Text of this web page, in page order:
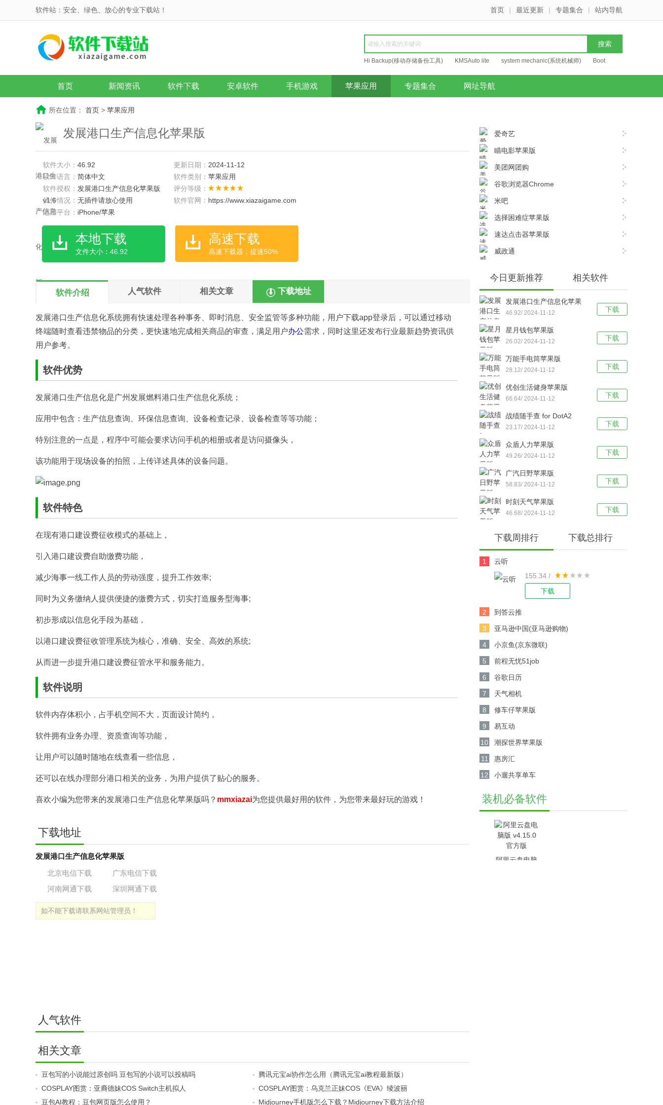
软件站：安全、绿色、放心的专业下载站！ 首页 | 最近更新 | 专题集合 | 站内导航
Hi Backup(移动存储备份工具) KMSAuto lite system mechanic(系统机械师) Boot
Repair
首页 新闻资讯 软件下载 安卓软件 手机游戏 苹果应用 专题集合 网址导航
所在位置： 首页 > 苹果应用
发展港口生产信息化苹果版
软件大小： 46.92 更新日期： 2024-11-12
软件语言： 简体中文 软件类别： 苹果应用
软件授权： 发展港口生产信息化苹果版
v1.6
评分等级：
插件情况： 无插件请放心使用 软件官网： https://www.xiazaigame.com
适用平台： iPhone/苹果
本地下载
文件大小：46.92
高速下载
高速下载器，提速50%
软件介绍 人气软件 相关文章 下载地址
发展港口生产信息化系统拥有快速处理各种事务、即时消息、安全监管等多种功能，用户下载app登录后，可以通过移动
终端随时查看违禁物品的分类，更快速地完成相关商品的审查，满足用户办公需求，同时这里还发布行业最新趋势资讯供
用户参考。
软件优势
发展港口生产信息化是广州发展燃料港口生产信息化系统；
应用中包含：生产信息查询、环保信息查询、设备检查记录、设备检查等等功能；
特别注意的一点是，程序中可能会要求访问手机的相册或者是访问摄像头，
该功能用于现场设备的拍照，上传详述具体的设备问题。
软件特色
在现有港口建设费征收模式的基础上，
引入港口建设费自助缴费功能，
减少海事一线工作人员的劳动强度，提升工作效率;
同时为义务缴纳人提供便捷的缴费方式，切实打造服务型海事;
初步形成以信息化手段为基础，
以港口建设费征收管理系统为核心，准确、安全、高效的系统;
从而进一步提升港口建设费征管水平和服务能力。
软件说明
软件内存体积小，占手机空间不大，页面设计简约，
软件拥有业务办理、资质查询等功能，
让用户可以随时随地在线查看一些信息，
还可以在线办理部分港口相关的业务，为用户提供了贴心的服务。
喜欢小编为您带来的发展港口生产信息化苹果版吗？ mmxiazai为您提供最好用的软件，为您带来最好玩的游戏！
下载地址
发展港口生产信息化苹果版
北京电信下载
广东电信下载
河南网通下载
深圳网通下载
如不能下载请联系网站管理员！
人气软件
相关文章
豆包写的小说能过原创吗 豆包写的小说可以投稿吗
腾讯元宝ai协作怎么用（腾讯元宝ai教程最新版）
COSPLAY图赏：亚裔德妹COS Switch主机拟人
COSPLAY图赏：乌克兰正妹COS《EVA》绫波丽
豆包AI教程：豆包网页版怎么使用？
Midjourney手机版怎么下载？Midjourney下载方法介绍
爱奇艺
瞄电影苹果版
美团网团购
谷歌浏览器Chrome
米吧
选择困难症苹果版
速达点击器苹果版
威政通
今日更新推荐 相关软件
下载
发展港口生产信息化苹果
版
46.92/ 2024-11-12
下载
星月钱包苹果版
26.02/ 2024-11-12
下载
万能手电筒苹果版
28.12/ 2024-11-12
下载
优创生活健身苹果版
66.64/ 2024-11-12
下载
战绩随手查 for DotA2
23.17/ 2024-11-12
下载
众盾人力苹果版
49.26/ 2024-11-12
下载
广汽日野苹果版
58.83/ 2024-11-12
下载
时刻天气苹果版
46.68/ 2024-11-12
下载周排行 下载总排行
1
云听
155.34 /
下载
2 到答云推
3 亚马逊中国(亚马逊购物)
4 小京鱼(京东微联)
5 前程无忧51job
6 谷歌日历
7 天气相机
8 修车仔苹果版
9 易互动
10 潮探世界苹果版
11 惠房汇
12 小遛共享单车
装机必备软件
阿里云盘电脑